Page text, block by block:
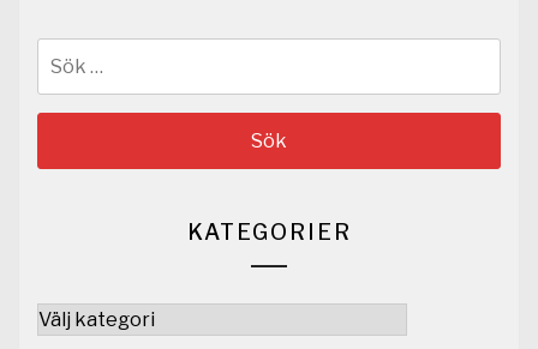
KATEGORIER
Kategorier